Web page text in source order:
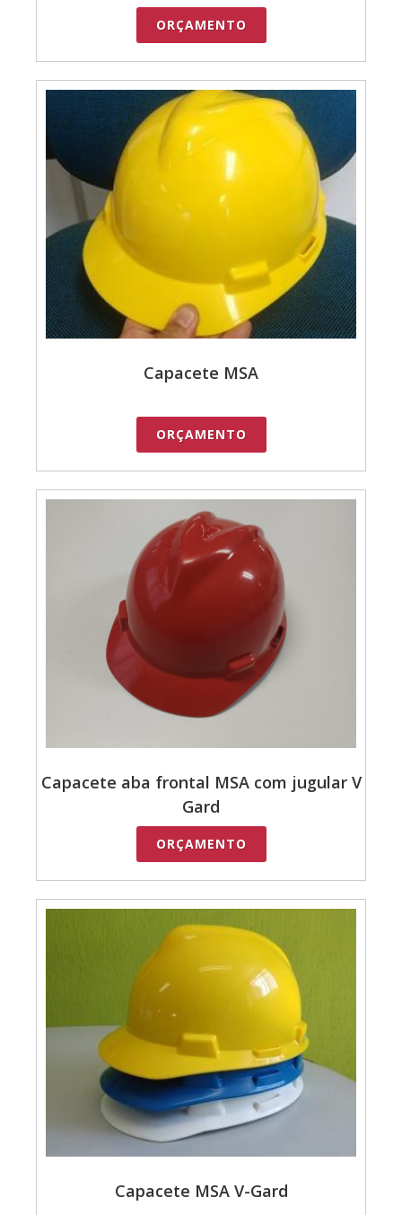
ORÇAMENTO
Capacete MSA
ORÇAMENTO
Capacete aba frontal MSA com jugular V
Gard
ORÇAMENTO
Capacete MSA V-Gard